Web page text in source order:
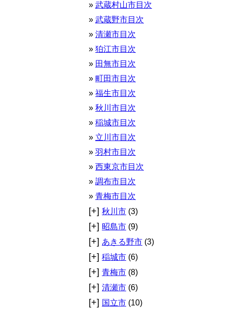
武蔵村山市目次
武蔵野市目次
清瀬市目次
狛江市目次
田無市目次
町田市目次
福生市目次
秋川市目次
稲城市目次
立川市目次
羽村市目次
西東京市目次
調布市目次
青梅市目次
[+] 秋川市 (3)
[+] 昭島市 (9)
[+] あきる野市 (3)
[+] 稲城市 (6)
[+] 青梅市 (8)
[+] 清瀬市 (6)
[+] 国立市 (10)